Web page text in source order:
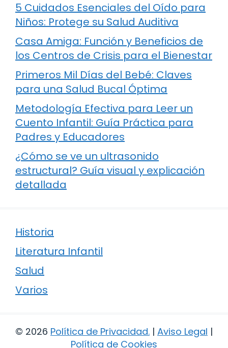
5 Cuidados Esenciales del Oído para
Niños: Protege su Salud Auditiva
Casa Amiga: Función y Beneficios de
los Centros de Crisis para el Bienestar
Primeros Mil Días del Bebé: Claves
para una Salud Bucal Óptima
Metodología Efectiva para Leer un
Cuento Infantil: Guía Práctica para
Padres y Educadores
¿Cómo se ve un ultrasonido
estructural? Guía visual y explicación
detallada
Historia
Literatura Infantil
Salud
Varios
© 2026 Política de Privacidad. | Aviso Legal |
Política de Cookies